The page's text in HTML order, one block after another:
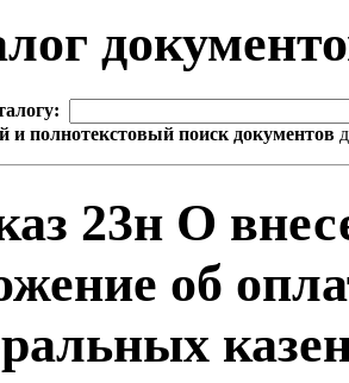
и полнотекстовый поиск документов
23н О
об